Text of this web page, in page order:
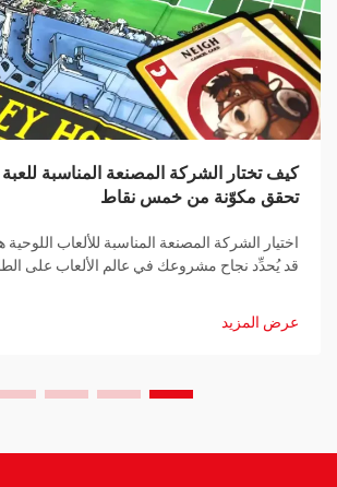
كيف تختار الشركة المصنعة المناسبة
تحقق مكوّنة من خمس نقاط
اختيار الشركة المصنعة المناسبة للألعاب اللوحية
قد يُحدِّد نجاح مشروعك في عالم الألعاب على
مناسبةٍ تُعدُّ خطوةً جوهريةً نحو تحقيق أهدافك...
عرض المزيد